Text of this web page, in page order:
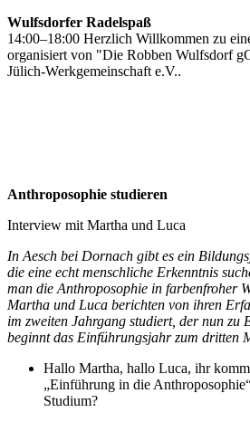
Wulfsdorfer Radelspaß
14:00–18:00 Herzlich Willkommen zu
organisiert von "Die Robben Wulfsdorf
Jülich-Werkgemeinschaft e.V..
Anthroposophie studieren
Interview mit Martha und Luca
In Aesch bei Dornach gibt es ein
die eine echt menschliche Erkenntnis
man die Anthroposophie in farbenfroher
Martha und Luca berichten von ihren
im zweiten Jahrgang studiert, der nun zu
beginnt das Einführungsjahr zum dritten
Hallo Martha, hallo Luca, ihr
„Einführung in die
Studium?